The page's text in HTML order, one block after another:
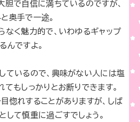
胆で自信に満ちているのですが、
奥手で一途。
なく魅力的で、いわゆるギャップ
んですよ。
ているので、興味がない人には塩
もしっかりとお断りできます。
惚れすることがありますが、しば
して慎重に過ごすでしょう。